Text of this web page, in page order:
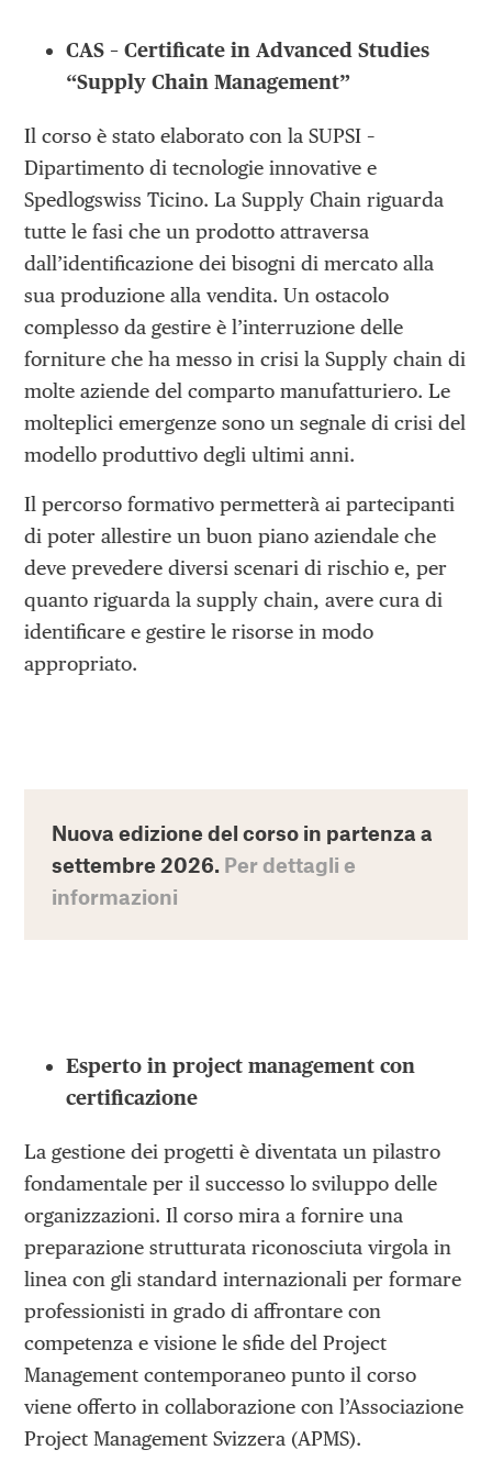
CAS – Certificate in Advanced Studies
“Supply Chain Management”
Il corso è stato elaborato con la SUPSI –
Dipartimento di tecnologie innovative e
Spedlogswiss Ticino. La Supply Chain riguarda
tutte le fasi che un prodotto attraversa
dall’identificazione dei bisogni di mercato alla
sua produzione alla vendita. Un ostacolo
complesso da gestire è l’interruzione delle
forniture che ha messo in crisi la Supply chain di
molte aziende del comparto manufatturiero. Le
molteplici emergenze sono un segnale di crisi del
modello produttivo degli ultimi anni.
Il percorso formativo permetterà ai partecipanti
di poter allestire un buon piano aziendale che
deve prevedere diversi scenari di rischio e, per
quanto riguarda la supply chain, avere cura di
identificare e gestire le risorse in modo
appropriato.
Nuova edizione del corso in partenza a
settembre 2026. Per dettagli e
informazioni
Esperto in project management con
certificazione
La gestione dei progetti è diventata un pilastro
fondamentale per il successo lo sviluppo delle
organizzazioni. Il corso mira a fornire una
preparazione strutturata riconosciuta virgola in
linea con gli standard internazionali per formare
professionisti in grado di affrontare con
competenza e visione le sfide del Project
Management contemporaneo punto il corso
viene offerto in collaborazione con l’Associazione
Project Management Svizzera (APMS).